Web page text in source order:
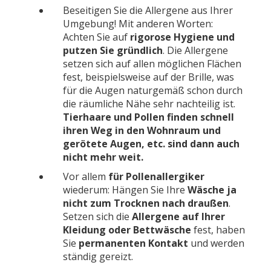
Beseitigen Sie die Allergene aus Ihrer
Umgebung! Mit anderen Worten:
Achten Sie auf rigorose Hygiene und
putzen Sie gründlich. Die Allergene
setzen sich auf allen möglichen Flächen
fest, beispielsweise auf der Brille, was
für die Augen naturgemäß schon durch
die räumliche Nähe sehr nachteilig ist.
Tierhaare und Pollen finden schnell
ihren Weg in den Wohnraum und
gerötete Augen, etc. sind dann auch
nicht mehr weit.
Vor allem für Pollenallergiker
wiederum: Hängen Sie Ihre Wäsche ja
nicht zum Trocknen nach draußen.
Setzen sich die Allergene auf Ihrer
Kleidung oder Bettwäsche fest, haben
Sie permanenten Kontakt und werden
ständig gereizt.